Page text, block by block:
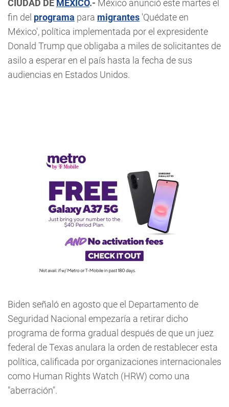
CIUDAD DE MÉXICO.- México anunció este martes el
fin del programa para migrantes 'Quédate en
México', política implementada por el expresidente
Donald Trump que obligaba a miles de solicitantes de
asilo a esperar en el país hasta la fecha de sus
audiencias en Estados Unidos.
Biden señaló en agosto que el Departamento de
Seguridad Nacional empezaría a retirar dicho
programa de forma gradual después de que un juez
federal de Texas anulara la orden de restablecer esta
política, calificada por organizaciones internacionales
como Human Rights Watch (HRW) como una
"aberración".